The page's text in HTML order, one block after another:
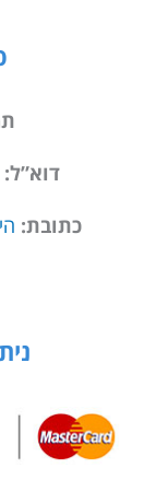
דוא”ל:
כתובת: